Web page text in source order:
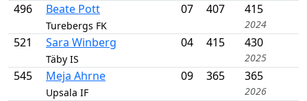
496 Beate Pott
Turebergs FK
07 407 415
2024
521 Sara Winberg
Täby IS
04 415 430
2025
545 Meja Ahrne
Upsala IF
09 365 365
2026